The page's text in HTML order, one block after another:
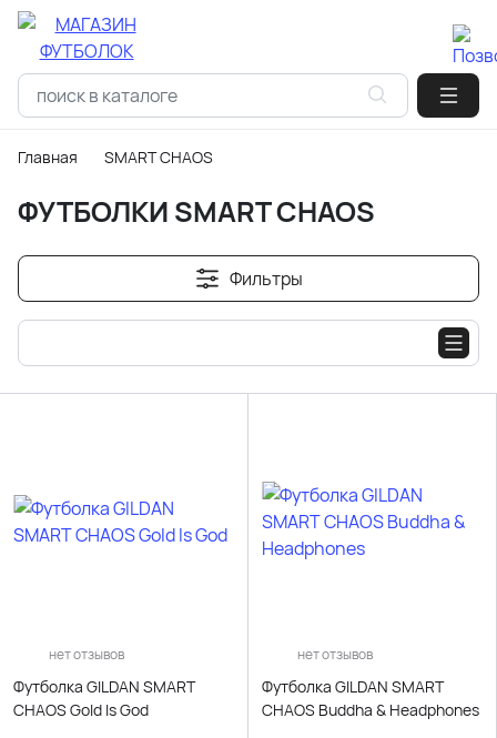
Главная SMART CHAOS
ФУТБОЛКИ SMART CHAOS
Фильтры
нет отзывов
Футболка GILDAN SMART
CHAOS Gold Is God
нет отзывов
Футболка GILDAN SMART
CHAOS Buddha & Headphones